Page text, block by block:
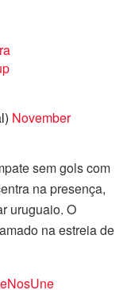
November
sem gols com
na presença,
uruguaio. O
na estreia de